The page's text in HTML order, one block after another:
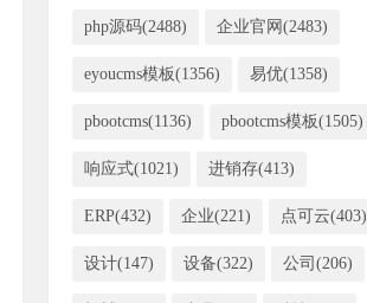
php源码(2488) 企业官网(2483)
eyoucms模板(1356) 易优(1358)
pbootcms(1136) pbootcms模板(1505)
响应式(1021) 进销存(413)
ERP(432) 企业(221) 点可云(403)
设计(147) 设备(322) 公司(206)